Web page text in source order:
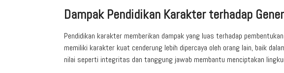
Dampak Pendidikan Karakter terhadap
Pendidikan karakter memberikan dampak yang luas terhadap
memiliki karakter kuat cenderung lebih dipercaya oleh orang lain, baik
nilai seperti integritas dan tanggung jawab membantu menciptakan